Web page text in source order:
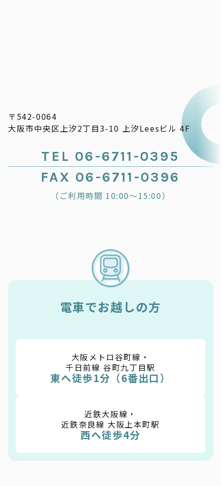
〒542-0064
大阪市中央区上汐2丁目3-10 上汐Leesビル 4F
TEL 06-6711-0395
FAX 06-6711-0396
（ご利用時間 10:00～15:00）
電車でお越しの方
大阪メトロ谷町線・
千日前線 谷町九丁目駅
東へ徒歩1分（6番出口）
近鉄大阪線・
近鉄奈良線 大阪上本町駅
西へ徒歩4分